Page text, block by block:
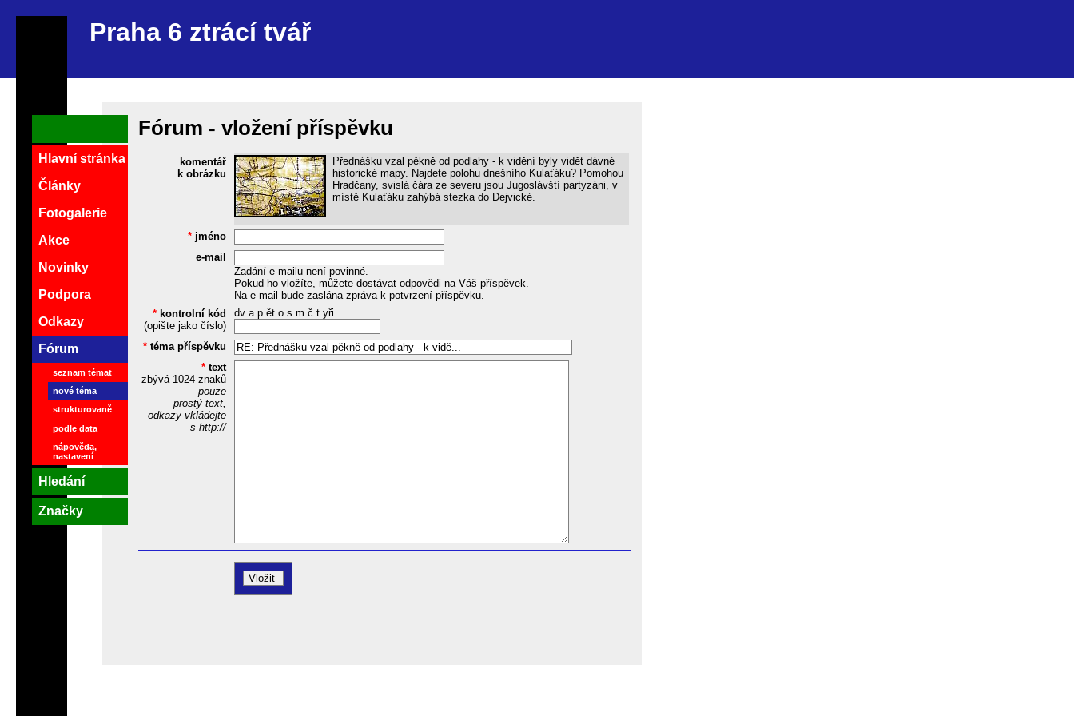
Praha 6 ztrácí tvář
Fórum - vložení příspěvku
komentář
k obrázku
Přednášku vzal pěkně od podlahy - k vidění byly vidět dávné
historické mapy. Najdete polohu dnešního Kulaťáku? Pomohou
Hradčany, svislá čára ze severu jsou Jugoslávští partyzáni, v
místě Kulaťáku zahýbá stezka do Dejvické.
* jméno
e-mail
Zadání e-mailu není povinné.
Pokud ho vložíte, můžete dostávat odpovědi na Váš příspěvek.
Na e-mail bude zaslána zpráva k potvrzení příspěvku.
* kontrolní kód
(opište jako číslo)
dv a p ět o s m č t yři
* téma příspěvku
* text
zbývá 1024znaků
pouze
prostý text,
odkazy vkládejte
s http://
Hlavní stránka
Články
Fotogalerie
Akce
Novinky
Podpora
Odkazy
Fórum
seznam témat
nové téma
strukturovaně
podle data
nápověda,
nastavení
Hledání
Značky